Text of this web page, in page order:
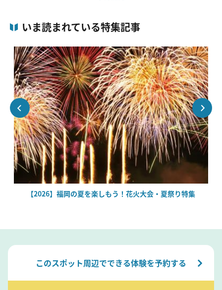
いま読まれている特集記事
【2026】福岡の夏を楽しもう！花火大会・夏祭り特集
このスポット周辺でできる体験を予約する